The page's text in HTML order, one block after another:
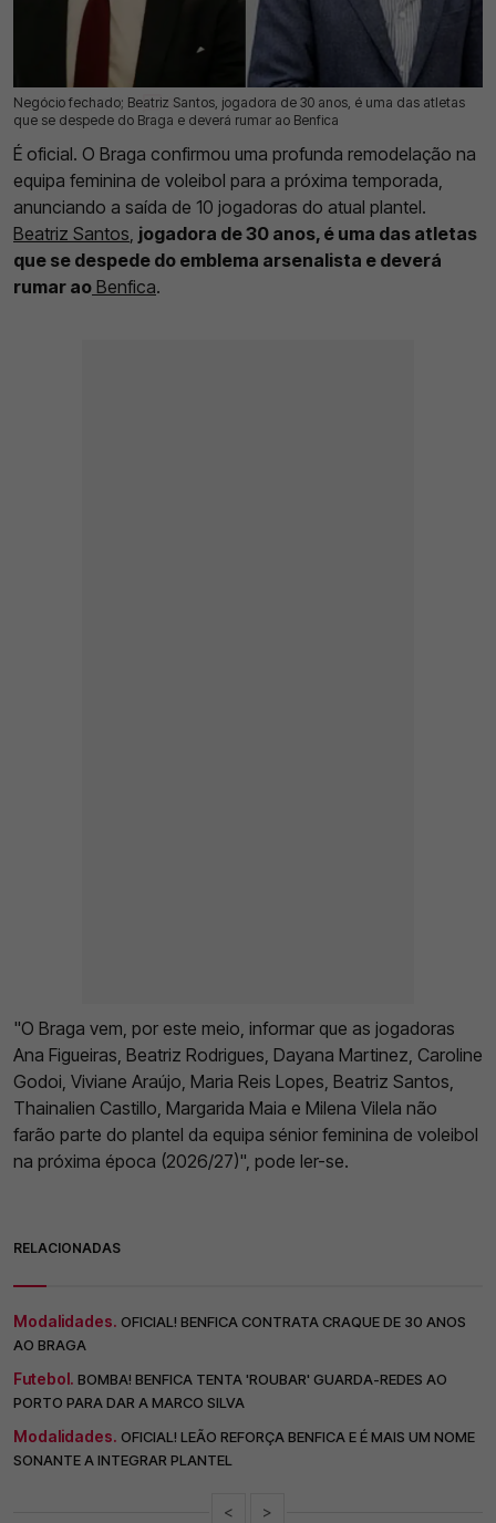
Negócio fechado; Beatriz Santos, jogadora de 30 anos, é uma das atletas
que se despede do Braga e deverá rumar ao Benfica
22 Mai 2026 | 12:10 | 0
É oficial. O Braga confirmou uma profunda remodelação na
equipa feminina de voleibol para a próxima temporada,
anunciando a saída de 10 jogadoras do atual plantel.
Beatriz Santos, jogadora de 30 anos, é uma das atletas
que se despede do emblema arsenalista e deverá
rumar ao Benfica.
"O Braga vem, por este meio, informar que as jogadoras
Ana Figueiras, Beatriz Rodrigues, Dayana Martinez, Caroline
Godoi, Viviane Araújo, Maria Reis Lopes, Beatriz Santos,
Thainalien Castillo, Margarida Maia e Milena Vilela não
farão parte do plantel da equipa sénior feminina de voleibol
na próxima época (2026/27)", pode ler-se.
RELACIONADAS
Modalidades. OFICIAL! BENFICA CONTRATA CRAQUE DE 30 ANOS
AO BRAGA
Futebol. BOMBA! BENFICA TENTA 'ROUBAR' GUARDA-REDES AO
PORTO PARA DAR A MARCO SILVA
Modalidades. OFICIAL! LEÃO REFORÇA BENFICA E É MAIS UM NOME
SONANTE A INTEGRAR PLANTEL
< >